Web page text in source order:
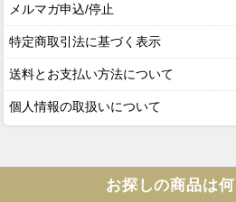
メルマガ申込/停止
特定商取引法に基づく表示
送料とお支払い方法について
個人情報の取扱いについて
お探しの商品は